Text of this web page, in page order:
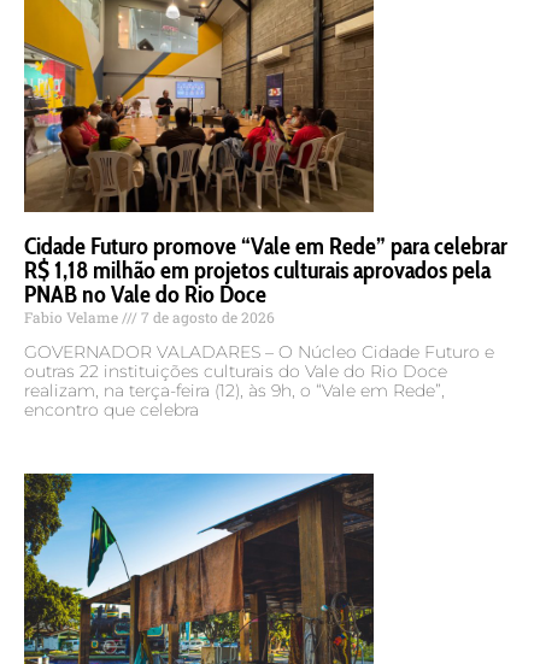
Cidade Futuro promove “Vale em Rede” para celebrar
R$ 1,18 milhão em projetos culturais aprovados pela
PNAB no Vale do Rio Doce
Fabio Velame 7 de agosto de 2026
GOVERNADOR VALADARES – O Núcleo Cidade Futuro e
outras 22 instituições culturais do Vale do Rio Doce
realizam, na terça-feira (12), às 9h, o “Vale em Rede”,
encontro que celebra